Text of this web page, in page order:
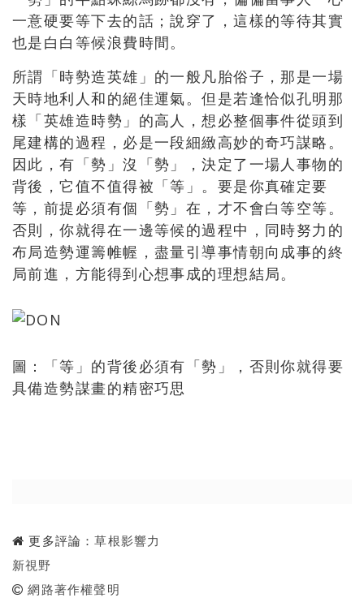
一意硬要等下去的話；說穿了，這樣的等待其實
也是白白等候浪費時間。
所謂「時勢造英雄」的一般凡胎俗子，那是一場
天時地利人和的絕佳運氣。但是若逢恰似孔明那
樣「英雄造時勢」的高人，想必整個事件從頭到
尾建構的過程，必是一段細緻高妙的奇巧謀略。
因此，有「勢」沒「勢」，決定了一場人事物的
背後，它值不值得被「等」。要是你真確定要
等，前提必須有個「勢」在，才不會白等空等。
否則，你就得在一邊等候的過程中，同時努力的
布局造勢運籌帷幄，盡量引導事情朝向成事的終
局前進，方能得到心想事成的理想結局。
圖：「等」的背後必須有「勢」，否則你就得要
具備造勢謀畫的精密巧思
更多評論：草根影響力
新視野
網路著作權聲明